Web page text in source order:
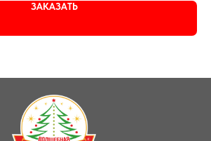
ЗАКАЗАТЬ